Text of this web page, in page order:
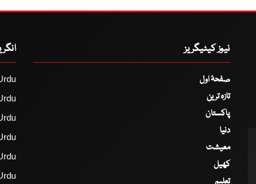
نیوز کیٹیگریز
صفحۂ اول
تازہ ترین
پاکستان
دنیا
معیشت
کھیل